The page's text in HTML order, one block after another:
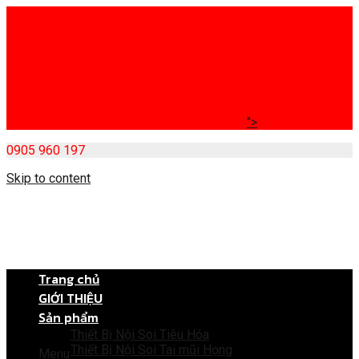
">
0905 960 197
Skip to content
Menu
Trang chủ
GIỚI THIỆU
Sản phẩm
Thiết Bị Nội Soi Tiêu Hóa
Thiết Bị Nội Soi Tai mũi Họng